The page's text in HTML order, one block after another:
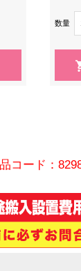
数量
コード：